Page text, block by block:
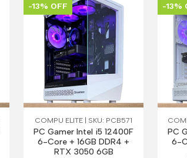
-13% OFF
COMPU ELITE | SKU: PCB571
PC Gamer Intel i5 12400F
6-Core + 16GB DDR4 +
RTX 3050 6GB
-13%
PC
6-